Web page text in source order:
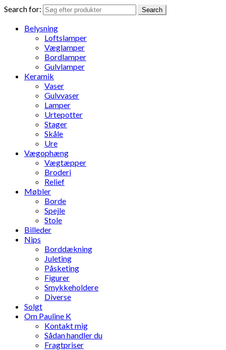
Search for: Search
Belysning
Loftslamper
Væglamper
Bordlamper
Gulvlamper
Keramik
Vaser
Gulvvaser
Lamper
Urtepotter
Stager
Skåle
Ure
Vægophæng
Vægtæpper
Broderi
Relief
Møbler
Borde
Spejle
Stole
Billeder
Nips
Borddækning
Juleting
Påsketing
Figurer
Smykkeholdere
Diverse
Solgt
Om Pauline K
Kontakt mig
Sådan handler du
Fragtpriser